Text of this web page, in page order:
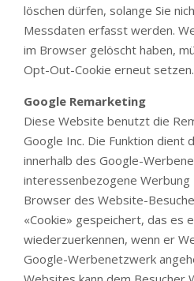
löschen dürfen, solange Sie
Messdaten erfasst werden.
im Browser gelöscht haben,
Opt-Out-Cookie erneut setzen.
Google Remarketing
Diese Website benutzt die
Google Inc. Die Funktion dient
innerhalb des Google-
interessenbezogene Werbung
Browser des Website-
«Cookie» gespeichert, das es
wiederzuerkennen, wenn er
Google-Werbenetzwerk